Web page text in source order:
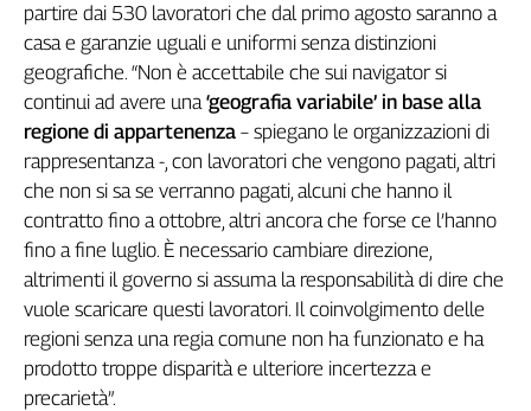
Collettiva
Play
Rubriche
Talk
La
settimana
Collettiva
Girasoli
Il
Sassolino
Linea
Economica
Tech
partire dai 530 lavoratori che dal primo agosto saranno a
casa e garanzie uguali e uniformi senza distinzioni
geografiche. “Non è accettabile che sui navigator si
continui ad avere una‘geografia variabile’ in base alla
regione di appartenenza – spiegano le organizzazioni di
rappresentanza -, con lavoratori che vengono pagati, altri
che non si sa se verranno pagati, alcuni che hanno il
contratto fino a ottobre, altri ancora che forse ce l’hanno
fino a fine luglio. È necessario cambiare direzione,
altrimenti il governo si assuma la responsabilità di dire che
vuole scaricare questi lavoratori. Il coinvolgimento delle
regioni senza una regia comune non ha funzionato e ha
prodotto troppe disparità e ulteriore incertezza e
precarietà”.